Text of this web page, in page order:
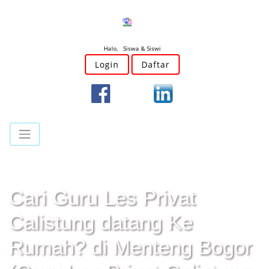
Halo, Siswa & Siswi
Login Daftar
Cari Guru Les Privat
Calistung datang Ke
Rumah? di Menteng Bogor